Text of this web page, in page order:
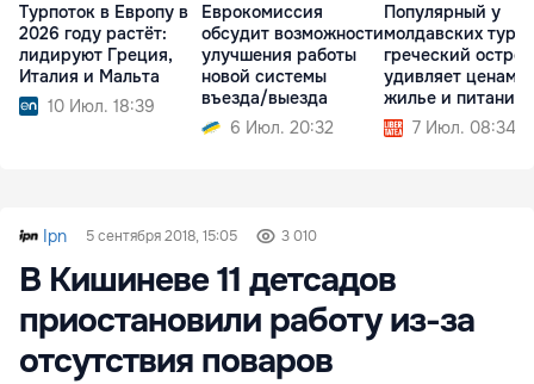
Турпоток в Европу в
2026 году растёт:
лидируют Греция,
Италия и Мальта
10 Июл. 18:39
Еврокомиссия
обсудит возможности
улучшения работы
новой системы
въезда/выезда
6 Июл. 20:32
Популярный у
молдавских
греческий остров
удивляет ценами
жилье и питание
7 Июл. 08:34
Ipn 5 сентября 2018, 15:05 3 010
В Кишиневе 11 детсадов
приостановили работу из-за
отсутствия поваров